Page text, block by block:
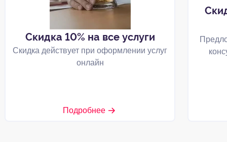
Скидка 10% на все услуги
Скидка действует при оформлении услуг
онлайн
Подробнее